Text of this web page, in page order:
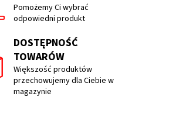
Pomożemy Ci wybrać
odpowiedni produkt
DOSTĘPNOŚĆ
TOWARÓW
Większość produktów
przechowujemy dla Ciebie w
magazynie